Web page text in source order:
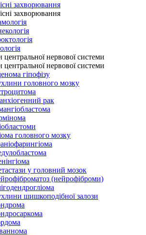
захворювання
захворювання
нервової системи
нервової системи
гіпофізу
головного мозку
рак
головного мозку
у головний мозок
(нейрофіброми)
шишкоподібної залози